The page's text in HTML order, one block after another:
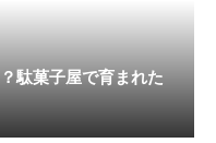
駄菓子屋で育まれた